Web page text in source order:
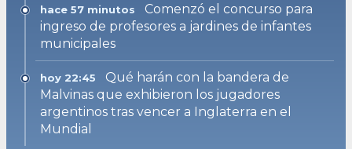
hace 57 minutos
Comenzó el concurso para
ingreso de profesores a jardines de infantes
municipales
hoy 22:45
Qué harán con la bandera de
Malvinas que exhibieron los jugadores
argentinos tras vencer a Inglaterra en el
Mundial